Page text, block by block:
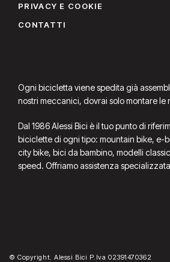
PRIVACY E COOKIE
CONTATTI
Ogni bicicletta viene spedita già
nostri meccanici, dovrai solo montare le
Dal 1986 Alessi Bici è il tuo punto di
biciclette di ogni tipo: mountain bike, e-
city bike, bici da bambino, modelli
speed. Offriamo assistenza
© Copyright. Alessi Bici P.Iva 02391470362